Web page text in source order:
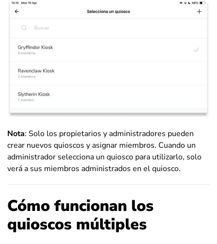
Nota: Solo los propietarios y administradores pueden
crear nuevos quioscos y asignar miembros. Cuando un
administrador selecciona un quiosco para utilizarlo, solo
verá a sus miembros administrados en el quiosco.
Cómo funcionan los
quioscos múltiples